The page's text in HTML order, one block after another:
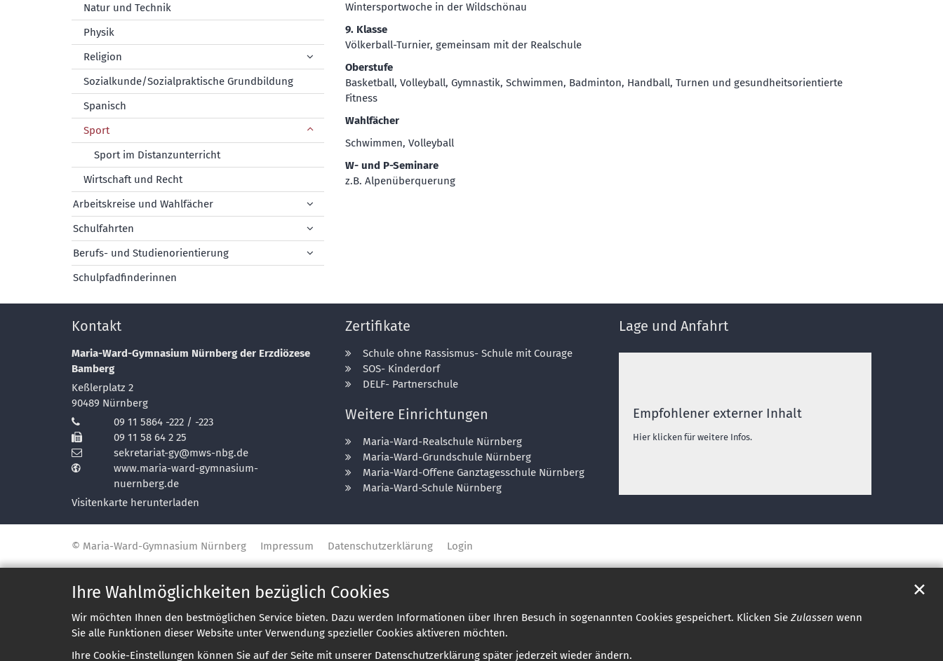
Ihre Wahlmöglichkeiten bezüglich Cookies
Wir möchten Ihnen den bestmöglichen Service bieten. Dazu werden Informationen über Ihren Besuch in sogenannten Cookies gespeichert. Klicken Sie Zulassen wenn
Sie alle Funktionen dieser Website unter Verwendung spezieller Cookies aktiveren möchten.
Ihre Cookie-Einstellungen können Sie auf der Seite mit unserer Datenschutzerklärung später jederzeit wieder ändern.
✕
Wintersportwoche in der Wildschönau
9. Klasse
Völkerball-Turnier, gemeinsam mit der Realschule
Oberstufe
Basketball, Volleyball, Gymnastik, Schwimmen, Badminton, Handball, Turnen und gesundheitsorientierte
Fitness
Wahlfächer
Schwimmen, Volleyball
W- und P-Seminare
z.B. Alpenüberquerung
Natur und Technik
Physik
Religion
Sozialkunde/Sozialpraktische Grundbildung
Spanisch
Sport
Sport im Distanzunterricht
Wirtschaft und Recht
Arbeitskreise und Wahlfächer
Schulfahrten
Berufs- und Studienorientierung
Schulpfadfinderinnen
Kontakt
Maria-Ward-Gymnasium Nürnberg der Erzdiözese
Bamberg
Keßlerplatz 2
90489 Nürnberg
09 11 5864 -222 / -223
09 11 58 64 2 25
sekretariat-gy@mws-nbg.de
www.maria-ward-gymnasium-
nuernberg.de
Visitenkarte herunterladen
Zertifikate
Schule ohne Rassismus- Schule mit Courage
SOS- Kinderdorf
DELF- Partnerschule
Weitere Einrichtungen
Maria-Ward-Realschule Nürnberg
Maria-Ward-Grundschule Nürnberg
Maria-Ward-Offene Ganztagesschule Nürnberg
Maria-Ward-Schule Nürnberg
Lage und Anfahrt
Empfohlener externer Inhalt
Hier klicken für weitere Infos.
© Maria-Ward-Gymnasium Nürnberg Impressum Datenschutzerklärung Login